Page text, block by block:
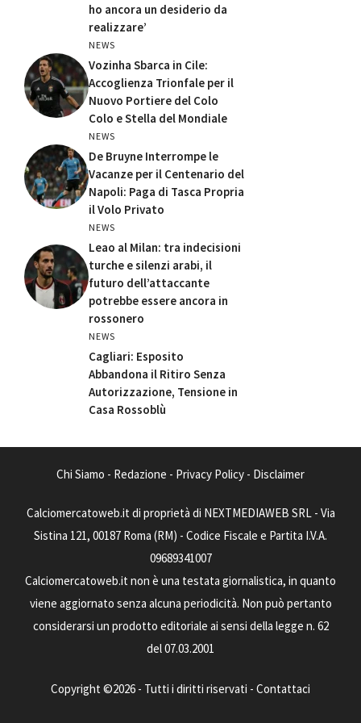
ho ancora un desiderio da
realizzare’
NEWS
Vozinha Sbarca in Cile:
Accoglienza Trionfale per il
Nuovo Portiere del Colo
Colo e Stella del Mondiale
NEWS
De Bruyne Interrompe le
Vacanze per il Centenario del
Napoli: Paga di Tasca Propria
il Volo Privato
NEWS
Leao al Milan: tra indecisioni
turche e silenzi arabi, il
futuro dell’attaccante
potrebbe essere ancora in
rossonero
NEWS
Cagliari: Esposito
Abbandona il Ritiro Senza
Autorizzazione, Tensione in
Casa Rossoblù
Chi Siamo - Redazione - Privacy Policy - Disclaimer
Calciomercatoweb.it di proprietà di NEXTMEDIAWEB SRL - Via
Sistina 121, 00187 Roma (RM) - Codice Fiscale e Partita I.V.A.
09689341007
Calciomercatoweb.it non è una testata giornalistica, in quanto
viene aggiornato senza alcuna periodicità. Non può pertanto
considerarsi un prodotto editoriale ai sensi della legge n. 62
del 07.03.2001
Copyright ©2026 - Tutti i diritti riservati - Contattaci